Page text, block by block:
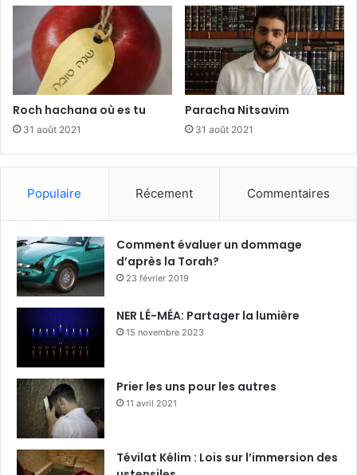
Roch hachana où es tu
31 août 2021
Paracha Nitsavim
31 août 2021
Populaire Récement Commentaires
Comment évaluer un dommage
d’après la Torah?
23 février 2019
NER LÉ-MÉA: Partager la lumière
15 novembre 2023
Prier les uns pour les autres
11 avril 2021
Tévilat Kélim : Lois sur l’immersion des